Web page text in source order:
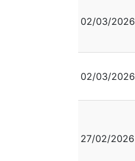
02/03/2026
02/03/2026
27/02/2026